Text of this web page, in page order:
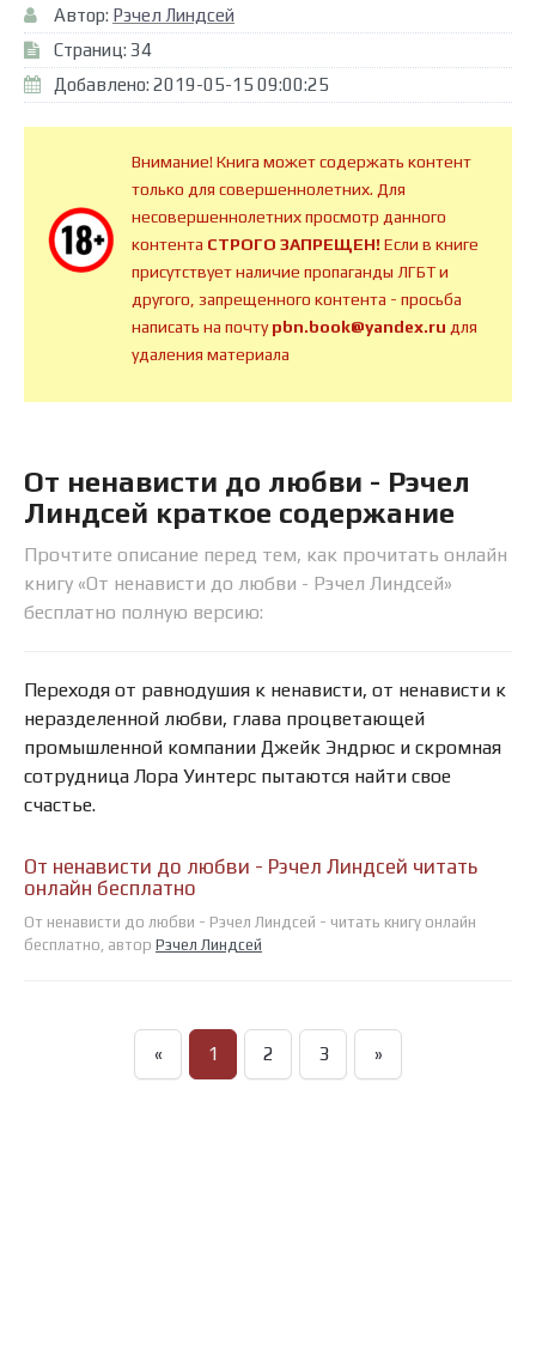
Автор: Рэчел Линдсей
Страниц: 34
Добавлено: 2019-05-15 09:00:25
Внимание! Книга может содержать контент
только для совершеннолетних. Для
несовершеннолетних просмотр данного
контента СТРОГО ЗАПРЕЩЕН!Если в книге
присутствует наличие пропаганды ЛГБТ и
другого, запрещенного контента - просьба
написать на почтуpbn.book@yandex.ru для
удаления материала
От ненависти до любви - Рэчел
Линдсей краткое содержание
Прочтите описание перед тем, как прочитать онлайн
книгу «От ненависти до любви - Рэчел Линдсей»
бесплатно полную версию:
Переходя от равнодушия к ненависти, от ненависти к
неразделенной любви, глава процветающей
промышленной компании Джейк Эндрюс и скромная
сотрудница Лора Уинтерс пытаются найти свое
счастье.
От ненависти до любви - Рэчел Линдсей читать
онлайн бесплатно
От ненависти до любви - Рэчел Линдсей - читать книгу онлайн
бесплатно, автор Рэчел Линдсей
« 1 2 3 »